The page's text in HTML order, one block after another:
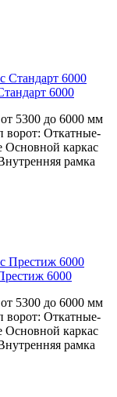
6000
от 5300 до 6000 мм
ворот: Откатные-
Основной каркас
рамка
6000
от 5300 до 6000 мм
ворот: Откатные-
Основной каркас
рамка